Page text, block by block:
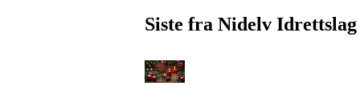
Siste fra Nidelv Idrettslag